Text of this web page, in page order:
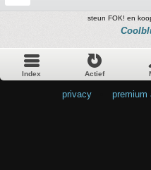
steun FOK! en
Index Actief
privacy premium